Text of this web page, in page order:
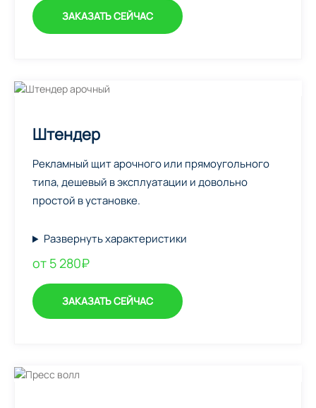
ЗАКАЗАТЬ СЕЙЧАС
Штендер
Рекламный щит арочного или прямоугольного
типа, дешевый в эксплуатации и довольно
простой в установке.
Развернуть характеристики
от 5 280₽
ЗАКАЗАТЬ СЕЙЧАС